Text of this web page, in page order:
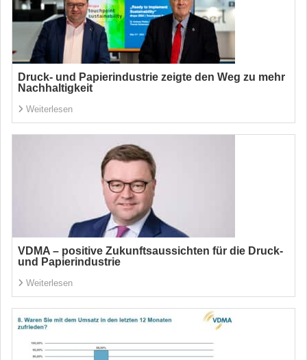
Druck- und Papierindustrie zeigte den Weg zu mehr
Nachhaltigkeit
Weiterlesen
VDMA – positive Zukunftsaussichten für die Druck-
und Papierindustrie
Weiterlesen